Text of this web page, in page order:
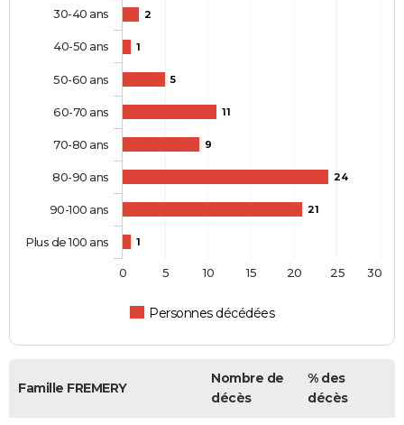
2
1
5
11
9
24
21
1
Personnes décédées
30-40 ans
40-50 ans
50-60 ans
60-70 ans
70-80 ans
80-90 ans
90-100 ans
Plus de 100 ans
0 5 10 15 20 25 30
Famille FREMERY
Nombre de
décès
% des
décès